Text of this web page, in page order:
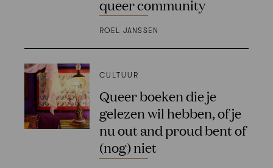
queer community
ROEL JANSSEN
CULTUUR
Queer boeken die je
gelezen wil hebben, of je
nu out and proud bent of
(nog) niet